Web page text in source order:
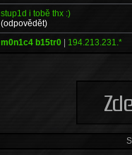
stup1d i tobě thx :)
(odpovědět)
m0n1c4 b15tr0 | 194.213.231.*